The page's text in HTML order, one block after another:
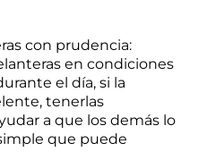
con prudencia:
en condiciones
el día, si la
tenerlas
a que los demás lo
que puede